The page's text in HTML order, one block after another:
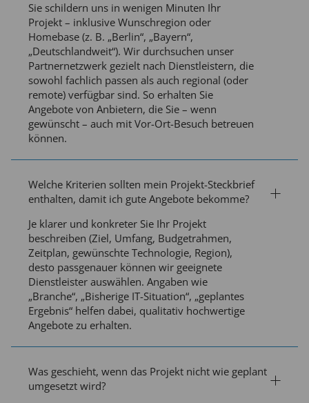
Sie schildern uns in wenigen Minuten Ihr
Projekt – inklusive Wunschregion oder
Homebase (z. B. „Berlin“, „Bayern“,
„Deutschlandweit“). Wir durchsuchen unser
Partnernetzwerk gezielt nach Dienstleistern, die
sowohl fachlich passen als auch regional (oder
remote) verfügbar sind. So erhalten Sie
Angebote von Anbietern, die Sie – wenn
gewünscht – auch mit Vor-Ort-Besuch betreuen
können.
Welche Kriterien sollten mein Projekt-Steckbrief
enthalten, damit ich gute Angebote bekomme?
Je klarer und konkreter Sie Ihr Projekt
beschreiben (Ziel, Umfang, Budgetrahmen,
Zeitplan, gewünschte Technologie, Region),
desto passgenauer können wir geeignete
Dienstleister auswählen. Angaben wie
„Branche“, „Bisherige IT-Situation“, „geplantes
Ergebnis“ helfen dabei, qualitativ hochwertige
Angebote zu erhalten.
Was geschieht, wenn das Projekt nicht wie geplant
umgesetzt wird?